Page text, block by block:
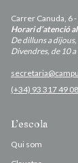
Carrer Canuda, 6
Horari d’atenció
De dilluns a
Divendres, de 10 a
(+34) 93 317 49 08
L’escola
Qui som